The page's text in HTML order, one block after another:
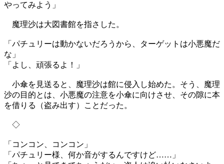
やってみよう」
魔理沙は大図書館を指さした。
「パチュリーは動かないだろうから、ターゲットは小悪魔だ
な」
「よし、頑張るよ！」
小傘を見送ると、魔理沙は館に侵入し始めた。そう、魔理
沙の目的とは、小悪魔の注意を小傘に向けさせ、その隙に本
を借りる（盗み出す）ことだった。
◇
「コンコン、コンコン」
「パチュリー様、何か音がするんですけど……」